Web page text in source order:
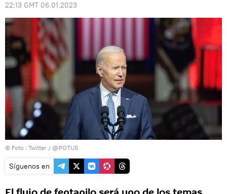
22:13 GMT 06.01.2023
© Foto : Twitter / @POTUS
Síguenos en